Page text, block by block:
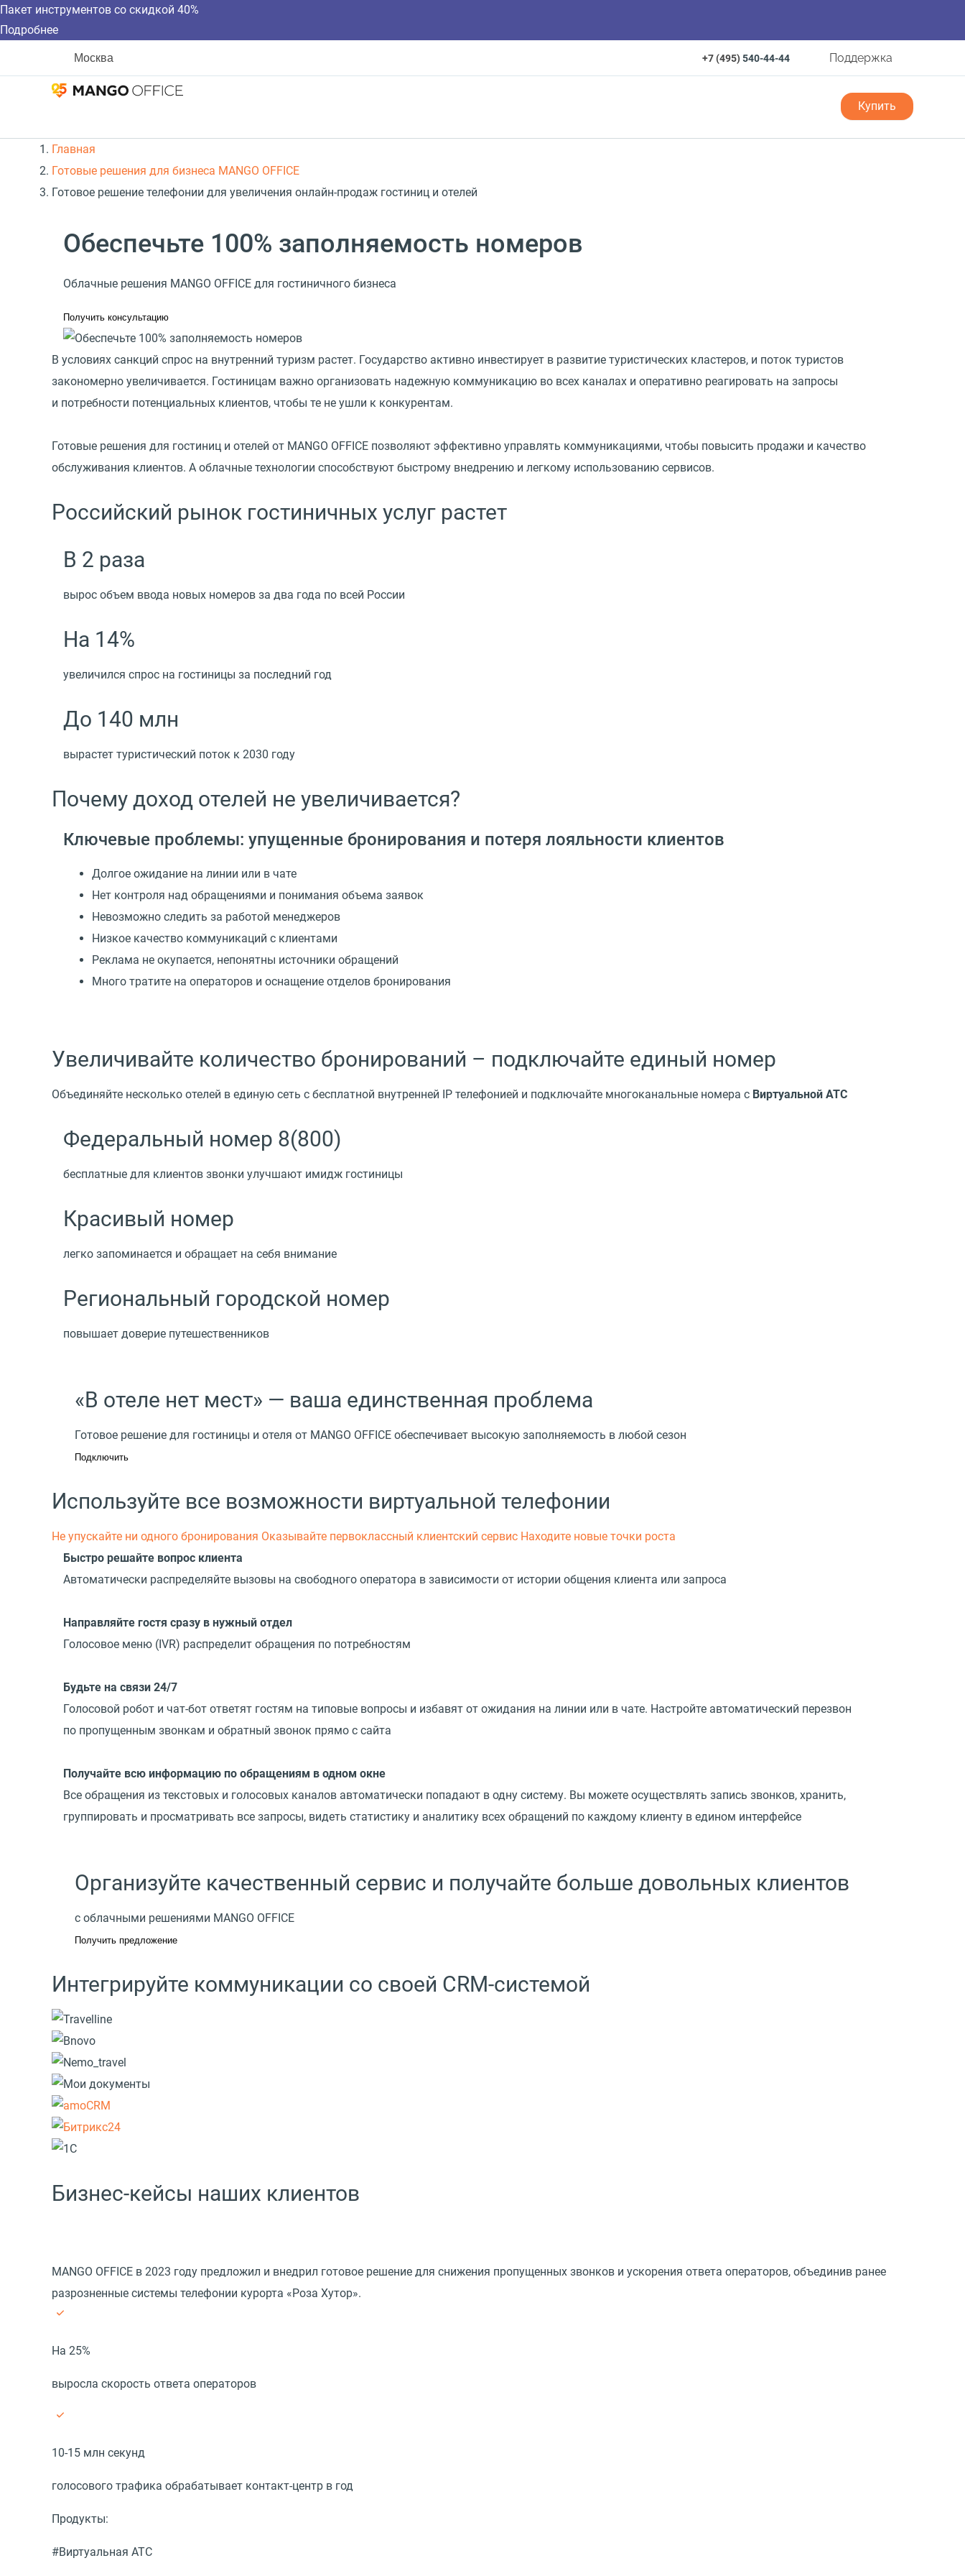
Пакет инструментов со скидкой 40%
Подробнее
Москва +7 (495)540-44-44 Поддержка
Купить
Главная
Готовые решения для бизнеса MANGO OFFICE
Готовое решение телефонии для увеличения онлайн-продаж гостиниц и отелей
Обеспечьте 100% заполняемость номеров
Облачные решения MANGO OFFICE для гостиничного бизнеса
Получить консультацию
В условиях санкций спрос на внутренний туризм растет. Государство активно инвестирует в развитие туристических кластеров, и поток туристов
закономерно увеличивается. Гостиницам важно организовать надежную коммуникацию во всех каналах и оперативно реагировать на запросы
и потребности потенциальных клиентов, чтобы те не ушли к конкурентам.
Готовые решения для гостиниц и отелей от MANGO OFFICE позволяют эффективно управлять коммуникациями, чтобы повысить продажи и качество
обслуживания клиентов. А облачные технологии способствуют быстрому внедрению и легкому использованию сервисов.
Российский рынок гостиничных услуг растет
В 2 раза
вырос объем ввода новых номеров за два года по всей России
На 14%
увеличился спрос на гостиницы за последний год
До 140 млн
вырастет туристический поток к 2030 году
Почему доход отелей не увеличивается?
Ключевые проблемы: упущенные бронирования и потеря лояльности клиентов
Долгое ожидание на линии или в чате
Нет контроля над обращениями и понимания объема заявок
Невозможно следить за работой менеджеров
Низкое качество коммуникаций с клиентами
Реклама не окупается, непонятны источники обращений
Много тратите на операторов и оснащение отделов бронирования
Увеличивайте количество бронирований – подключайте единый номер
Объединяйте несколько отелей в единую сеть с бесплатной внутренней IP телефонией и подключайте многоканальные номера с Виртуальной АТС
Федеральный номер 8(800)
бесплатные для клиентов звонки улучшают имидж гостиницы
Красивый номер
легко запоминается и обращает на себя внимание
Региональный городской номер
повышает доверие путешественников
«В отеле нет мест» — ваша единственная проблема
Готовое решение для гостиницы и отеля от MANGO OFFICE обеспечивает высокую заполняемость в любой сезон
Подключить
Используйте все возможности виртуальной телефонии
Не упускайте ни одного бронирования Оказывайте первоклассный клиентский сервис Находите новые точки роста
Быстро решайте вопрос клиента
Автоматически распределяйте вызовы на свободного оператора в зависимости от истории общения клиента или запроса
Направляйте гостя сразу в нужный отдел
Голосовое меню ( IVR) распределит обращения по потребностям
Будьте на связи 24/7
Голосовой робот и чат-бот ответят гостям на типовые вопросы и избавят от ожидания на линии или в чате. Настройте автоматический перезвон
по пропущенным звонкам и обратный звонок прямо с сайта
Получайте всю информацию по обращениям в одном окне
Все обращения из текстовых и голосовых каналов автоматически попадают в одну систему. Вы можете осуществлять запись звонков, хранить,
группировать и просматривать все запросы, видеть статистику и аналитику всех обращений по каждому клиенту в едином интерфейсе
Организуйте качественный сервис и получайте больше довольных клиентов
с облачными решениями MANGO OFFICE
Получить предложение
Интегрируйте коммуникации со своей CRM-системой
Бизнес-кейсы наших клиентов
MANGO OFFICE в 2023 году предложил и внедрил готовое решение для снижения пропущенных звонков и ускорения ответа операторов, объединив ранее
разрозненные системы телефонии курорта «Роза Хутор».
На 25%
выросла скорость ответа операторов
10-15 млн секунд
голосового трафика обрабатывает контакт-центр в год
Продукты:
#Виртуальная АТС